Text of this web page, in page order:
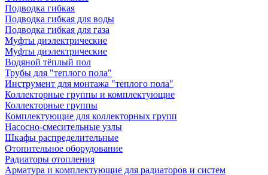
Подводка гибкая
Подводка гибкая для воды
Подводка гибкая для газа
Муфты диэлектрические
Муфты диэлектрические
Водяной тёплый пол
Трубы для "теплого пола"
Инструмент для монтажа "теплого пола"
Коллекторные группы и комплектующие
Коллекторные группы
Комплектующие для коллекторных групп
Насосно-смесительные узлы
Шкафы распределительные
Отопительное оборудование
Радиаторы отопления
Арматура и комплектующие для радиаторов и систем